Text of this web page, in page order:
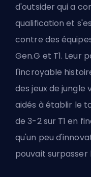
d'outsider qui a
qualification et
contre des
Gen.G et T1. Leur
l'incroyable
des jeux de jungle
aidés à établir le
de 3-2 sur T1 en
qu'un peu
pouvait surpasser